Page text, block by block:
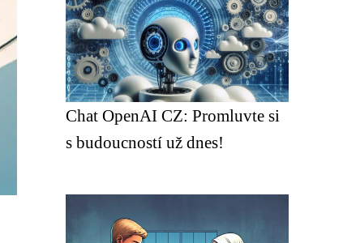
Chat OpenAI CZ: Promluvte si
s budoucností už dnes!